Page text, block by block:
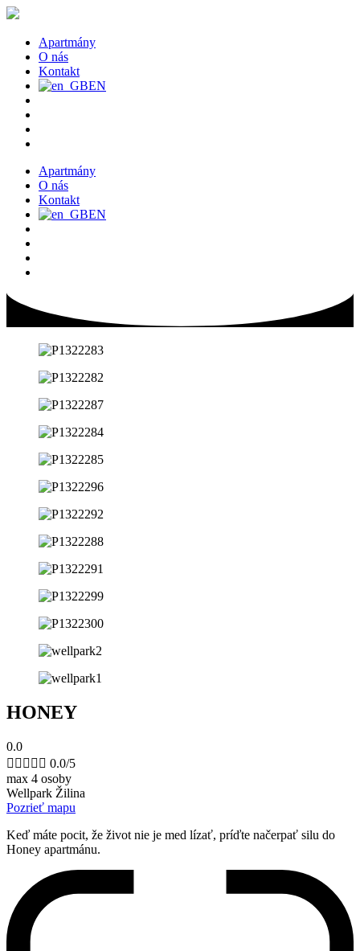
Preskočiť
obsah
Apartmány
O nás
Kontakt
EN
Apartmány
O nás
Kontakt
EN
HONEY
0.0
     0.0/5
max 4 osoby
Wellpark Žilina
Pozrieť mapu
Keď máte pocit, že život nie je med lízať, príďte načerpať silu do
Honey apartmánu.